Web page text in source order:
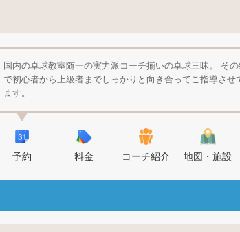
国内の卓球教室随一の実力派コーチ揃いの卓球三昧。 そ
で初心者から上級者までしっかりと向き合ってご指導させ
ます。
予約 料金 コーチ紹介 地図・施設